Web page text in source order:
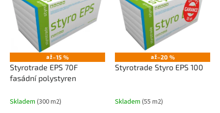
až–15 %
Styrotrade EPS 70F
fasádní polystyren
Skladem (300 m2)
až–20 %
Styrotrade Styro EPS 100
Skladem (55 m2)